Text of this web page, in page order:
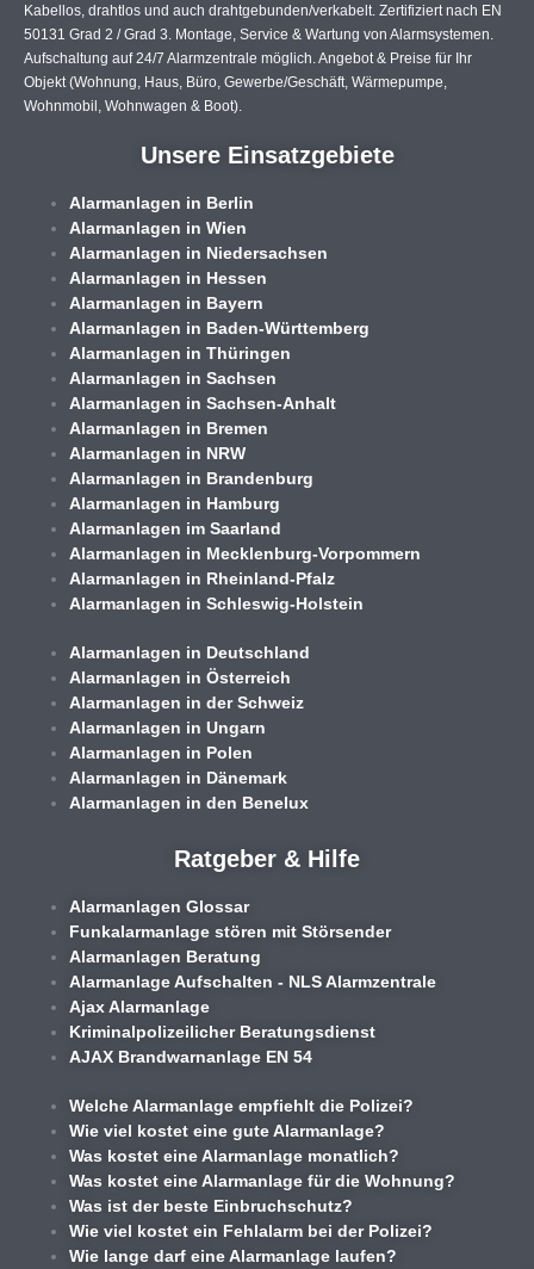
Kabellos, drahtlos und auch drahtgebunden/verkabelt. Zertifiziert nach EN
50131 Grad 2 / Grad 3. Montage, Service & Wartung von Alarmsystemen.
Aufschaltung auf 24/7 Alarmzentrale möglich. Angebot & Preise für Ihr
Objekt (Wohnung, Haus, Büro, Gewerbe/Geschäft, Wärmepumpe,
Wohnmobil, Wohnwagen & Boot).
Unsere Einsatzgebiete
Alarmanlagen in Berlin
Alarmanlagen in Wien
Alarmanlagen in Niedersachsen
Alarmanlagen in Hessen
Alarmanlagen in Bayern
Alarmanlagen in Baden-Württemberg
Alarmanlagen in Thüringen
Alarmanlagen in Sachsen
Alarmanlagen in Sachsen-Anhalt
Alarmanlagen in Bremen
Alarmanlagen in NRW
Alarmanlagen in Brandenburg
Alarmanlagen in Hamburg
Alarmanlagen im Saarland
Alarmanlagen in Mecklenburg-Vorpommern
Alarmanlagen in Rheinland-Pfalz
Alarmanlagen in Schleswig-Holstein
Alarmanlagen in Deutschland
Alarmanlagen in Österreich
Alarmanlagen in der Schweiz
Alarmanlagen in Ungarn
Alarmanlagen in Polen
Alarmanlagen in Dänemark
Alarmanlagen in den Benelux
Ratgeber & Hilfe
Alarmanlagen Glossar
Funkalarmanlage stören mit Störsender
Alarmanlagen Beratung
Alarmanlage Aufschalten - NLS Alarmzentrale
Ajax Alarmanlage
Kriminalpolizeilicher Beratungsdienst
AJAX Brandwarnanlage EN 54
Welche Alarmanlage empfiehlt die Polizei?
Wie viel kostet eine gute Alarmanlage?
Was kostet eine Alarmanlage monatlich?
Was kostet eine Alarmanlage für die Wohnung?
Was ist der beste Einbruchschutz?
Wie viel kostet ein Fehlalarm bei der Polizei?
Wie lange darf eine Alarmanlage laufen?